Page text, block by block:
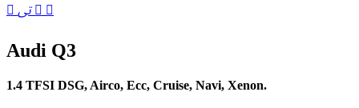
Audi Q3
1.4 TFSI DSG, Airco, Ecc, Cruise, Navi, Xenon.